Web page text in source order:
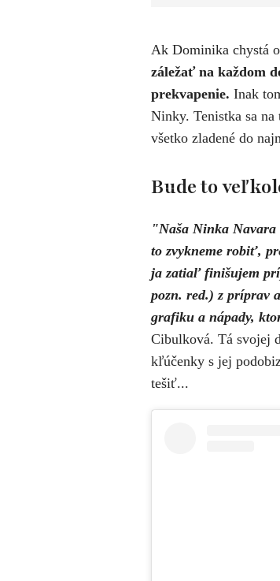
​Ak Dominika chystá
záležať na každom
prekvapenie. Inak
Ninky. Tenistka sa
všetko zladené do
Bude to
"Naša Ninka Navara
to zvykneme robiť,
ja zatiaľ finišujem
pozn. red.) z príprav
grafiku a nápady,
Cibulková. Tá svojej
kľúčenky s jej
tešiť...